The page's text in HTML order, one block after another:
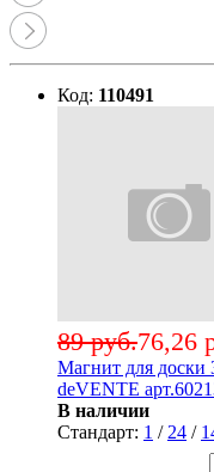
Код: 110491
76,26
89 руб.
Магнит для доски
deVENTE
В наличии
Стандарт: 1 / 24 /